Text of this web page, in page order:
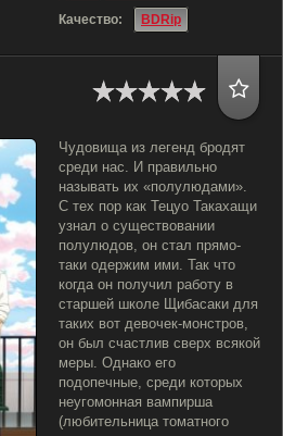
Качество:
BDRip
Чудовища из легенд бродят
среди нас. И правильно
называть их «полулюдами».
С тех пор как Тецуо Такахащи
узнал о существовании
полулюдов, он стал прямо-
таки одержим ими. Так что
когда он получил работу в
старшей школе Щибасаки для
таких вот девочек-монстров,
он был счастлив сверх всякой
меры. Однако его
подопечные, среди которых
неугомонная вампирша
(любительница томатного